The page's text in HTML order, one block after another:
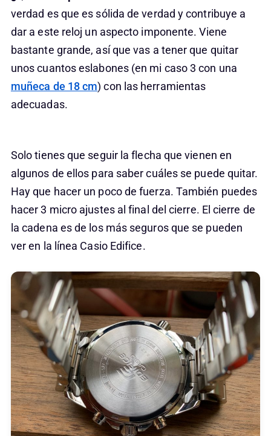
verdad es que es sólida de verdad y contribuye a
dar a este reloj un aspecto imponente. Viene
bastante grande, así que vas a tener que quitar
unos cuantos eslabones (en mi caso 3 con una
muñeca de 18 cm) con las herramientas
adecuadas.
Solo tienes que seguir la flecha que vienen en
algunos de ellos para saber cuáles se puede quitar.
Hay que hacer un poco de fuerza. También puedes
hacer 3 micro ajustes al final del cierre. El cierre de
la cadena es de los más seguros que se pueden
ver en la línea Casio Edifice.